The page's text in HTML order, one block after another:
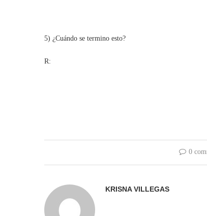
5) ¿Cuándo se termino esto?
R:
0
KRISNA VILLEGAS